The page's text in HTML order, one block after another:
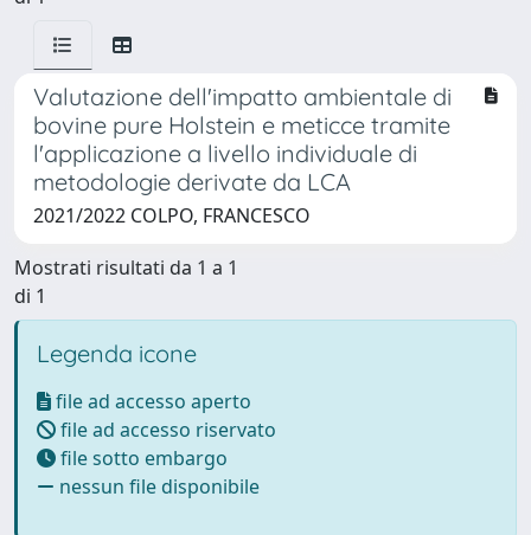
Valutazione dell'impatto ambientale di
bovine pure Holstein e meticce tramite
l'applicazione a livello individuale di
metodologie derivate da LCA
2021/2022 COLPO, FRANCESCO
Mostrati risultati da 1 a 1
di 1
Legenda icone
file ad accesso aperto
file ad accesso riservato
file sotto embargo
nessun file disponibile